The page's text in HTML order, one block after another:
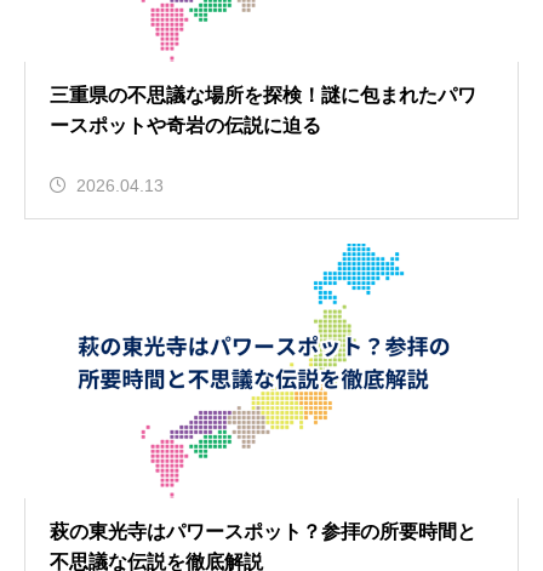
三重県の不思議な場所を探検！謎に包まれたパワ
ースポットや奇岩の伝説に迫る
2026.04.13
萩の東光寺はパワースポット？参拝の所要時間と
不思議な伝説を徹底解説